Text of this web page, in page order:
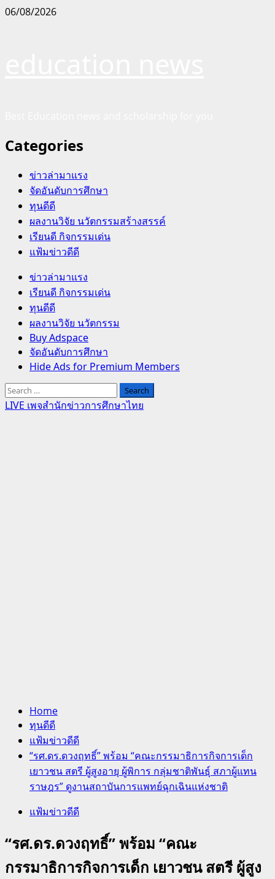
Skip
06/08/2026
Categories
ข่าวล่ามาแรง
จัดอันดับการศึกษา
ทุนดีดี
ผลงานวิจัย นวัตกรรมสร้างสรรค์
เรียนดี กิจกรรมเด่น
แฟ้มข่าวดีดี
Primary
Menu
ข่าวล่ามาแรง
เรียนดี กิจกรรมเด่น
ทุนดีดี
ผลงานวิจัย นวัตกรรม
Buy Adspace
จัดอันดับการศึกษา
Hide Ads for Premium Members
Search
for:
LIVE เพจสำนักข่าวการศึกษาไทย
Home
ทุนดีดี
แฟ้มข่าวดีดี
“รศ.ดร.ดวงฤทธิ์” พร้อม “คณะกรรมาธิการกิจการเด็ก
เยาวชน สตรี ผู้สูงอายุ ผู้พิการ กลุ่มชาติพันธุ์ สภาผู้แทน
ราษฎร” ดูงานสถาบันการแพทย์ฉุกเฉินแห่งชาติ
แฟ้มข่าวดีดี
“รศ.ดร.ดวงฤทธิ์” พร้อม “คณะ
กรรมาธิการกิจการเด็ก เยาวชน สตรี ผู้สูง